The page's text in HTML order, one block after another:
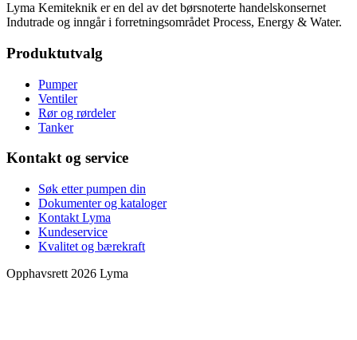
Lyma Kemiteknik er en del av det børsnoterte handelskonsernet
Indutrade og inngår i forretningsområdet Process, Energy & Water.
Produktutvalg
Pumper
Ventiler
Rør og rørdeler
Tanker
Kontakt og service
Søk etter pumpen din
Dokumenter og kataloger
Kontakt Lyma
Kundeservice
Kvalitet og bærekraft
Opphavsrett 2026 Lyma